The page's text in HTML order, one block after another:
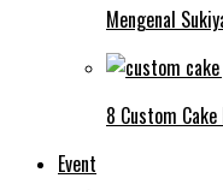
Mengenal
8 Custom
Event